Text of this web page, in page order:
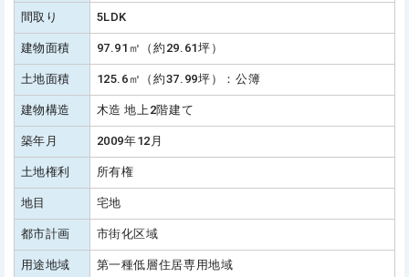
間取り 5LDK
建物面積 97.91㎡（約29.61坪）
土地面積 125.6㎡（約37.99坪）：公簿
建物構造 木造 地上2階建て
築年月 2009年12月
土地権利 所有権
地目 宅地
都市計画 市街化区域
用途地域 第一種低層住居専用地域